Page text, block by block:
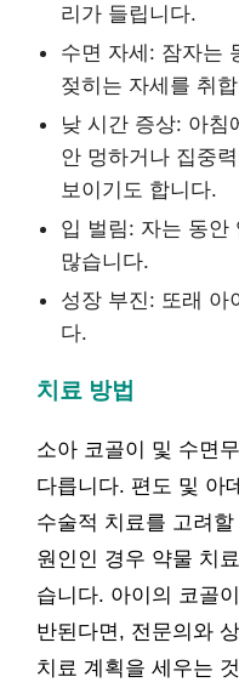
리가 들립니다.
수면 자세: 잠자는
젖히는 자세를 취
낮 시간 증상: 아침
안 멍하거나 집중
보이기도 합니다.
입 벌림: 자는 동안
많습니다.
성장 부진: 또래 아
다.
치료 방법
소아 코골이 및 수면
다릅니다. 편도 및 아
수술적 치료를 고려
원인인 경우 약물 치
습니다. 아이의 코골
반된다면, 전문의와
치료 계획을 세우는